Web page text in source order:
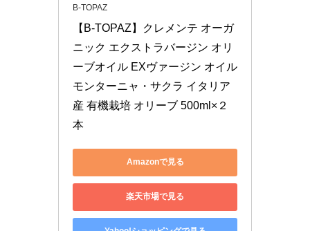
B-TOPAZ
【B-TOPAZ】クレメンテ オーガ
ニック エクストラバージン オリ
ーブオイル EXヴァージン オイル
モンターニャ・サクラ イタリア
産 有機栽培 オリーブ 500ml×２
本
Amazonで見る
楽天市場で見る